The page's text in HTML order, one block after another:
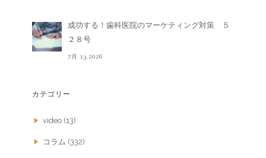
成功する！歯科医院のマーケティング対策 ５
２８号
7月 13,2026
カテゴリー
video (13)
コラム (332)